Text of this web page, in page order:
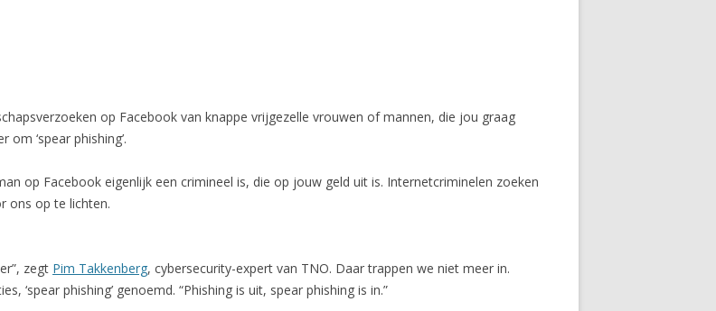
op Facebook van knappe vrijgezelle vrouwen of mannen, die jou graag
‘spear phishing’.
op Facebook eigenlijk een crimineel is, die op jouw geld uit is. Internetcriminelen zoeken
ons op te lichten.
zegt Pim Takkenberg, cybersecurity-expert van TNO. Daar trappen we niet meer in.
‘spear phishing’ genoemd. “Phishing is uit, spear phishing is in.”